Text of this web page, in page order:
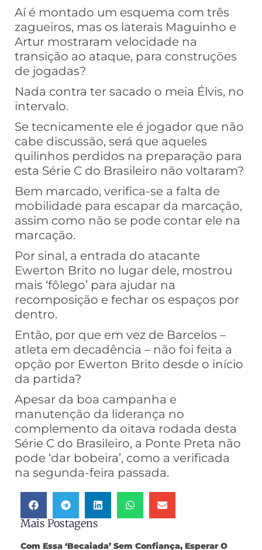
Aí é montado um esquema com três
zagueiros, mas os laterais Maguinho e
Artur mostraram velocidade na
transição ao ataque, para construções
de jogadas?
Nada contra ter sacado o meia Élvis, no
intervalo.
Se tecnicamente ele é jogador que não
cabe discussão, será que aqueles
quilinhos perdidos na preparação para
esta Série C do Brasileiro não voltaram?
Bem marcado, verifica-se a falta de
mobilidade para escapar da marcação,
assim como não se pode contar ele na
marcação.
Por sinal, a entrada do atacante
Ewerton Brito no lugar dele, mostrou
mais ‘fôlego’ para ajudar na
recomposição e fechar os espaços por
dentro.
Então, por que em vez de Barcelos –
atleta em decadência – não foi feita a
opção por Ewerton Brito desde o início
da partida?
Apesar da boa campanha e
manutenção da liderança no
complemento da oitava rodada desta
Série C do Brasileiro, a Ponte Preta não
pode ‘dar bobeira’, como a verificada
na segunda-feira passada.
Mais Postagens
Com Essa ‘becaiada’ Sem Confiança, Esperar O